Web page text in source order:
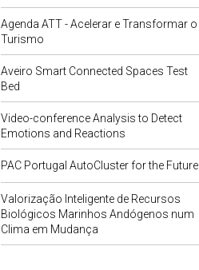
Agenda ATT - Acelerar e Transformar o
Turismo
Aveiro Smart Connected Spaces Test
Bed
Video-conference Analysis to Detect
Emotions and Reactions
PAC Portugal AutoCluster for the Future
Valorização Inteligente de Recursos
Biológicos Marinhos Andógenos num
Clima em Mudança